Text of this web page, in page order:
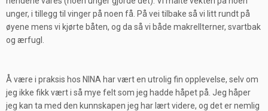
unger, i tillegg til vinger på noen få. På vei tilbake så vi litt rundt på
øyene mens vi kjørte båten, og da så vi både makrellterner, svartbak
og ærfugl.
Å være i praksis hos NINA har vært en utrolig fin opplevelse, selv om
jeg ikke fikk vært i så mye felt som jeg hadde håpet på. Jeg håper
jeg kan ta med den kunnskapen jeg har lært videre, og det er nemlig